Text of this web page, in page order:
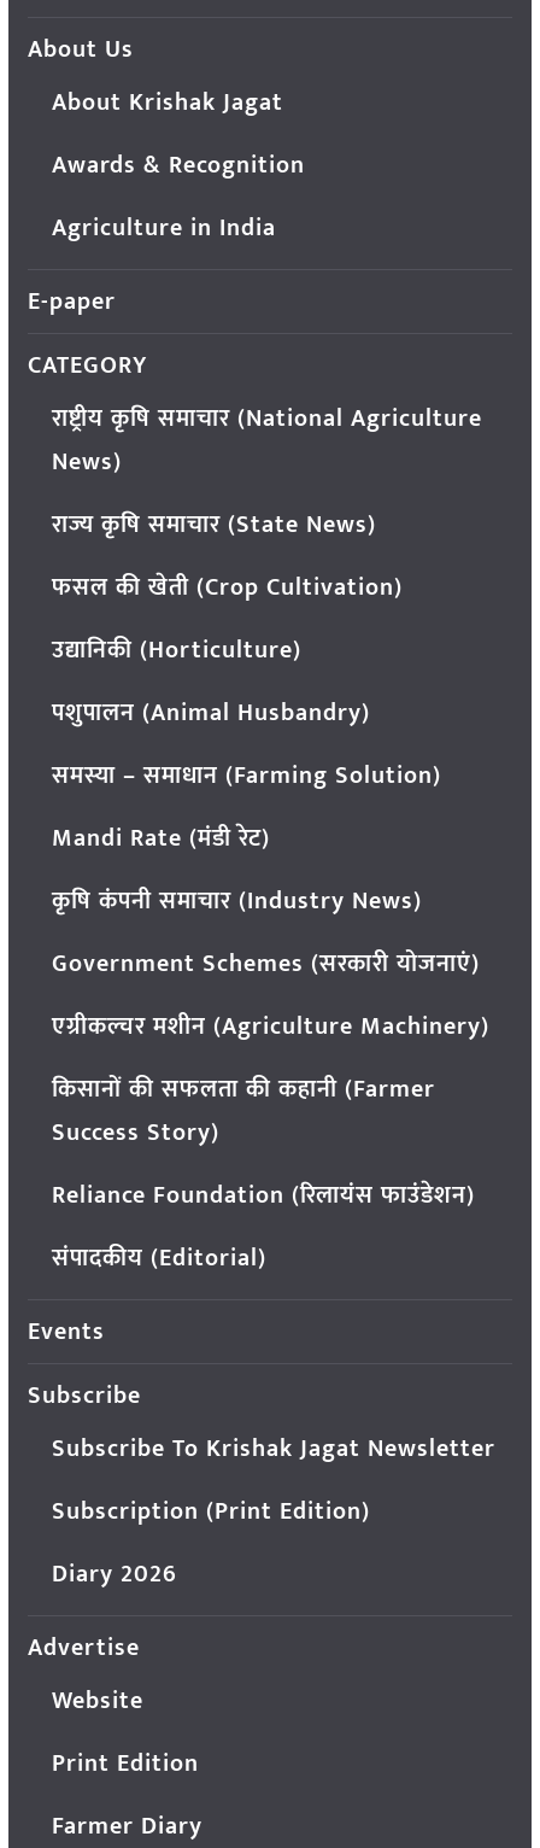
About Us
About Krishak Jagat
Awards & Recognition
Agriculture in India
E-paper
CATEGORY
राष्ट्रीय कृषि समाचार (National Agriculture
News)
राज्य कृषि समाचार (State News)
फसल की खेती (Crop Cultivation)
उद्यानिकी (Horticulture)
पशुपालन (Animal Husbandry)
समस्या – समाधान (Farming Solution)
Mandi Rate (मंडी रेट)
कृषि कंपनी समाचार (Industry News)
Government Schemes (सरकारी योजनाएं)
एग्रीकल्चर मशीन (Agriculture Machinery)
किसानों की सफलता की कहानी (Farmer
Success Story)
Reliance Foundation (रिलायंस फाउंडेशन)
संपादकीय (Editorial)
Events
Subscribe
Subscribe To Krishak Jagat Newsletter
Subscription (Print Edition)
Diary 2026
Advertise
Website
Print Edition
Farmer Diary